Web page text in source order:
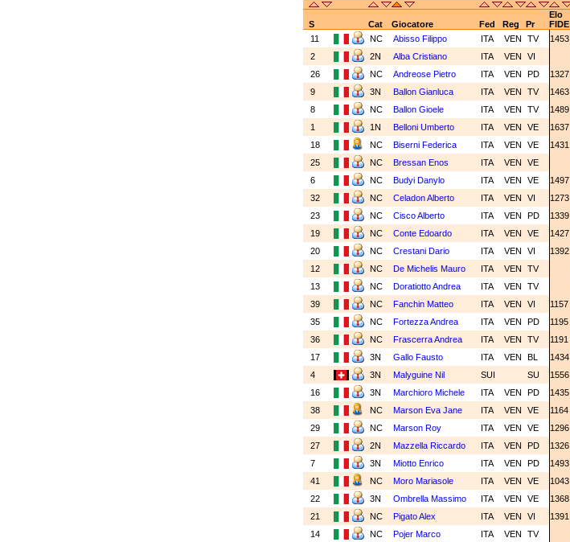
Elo
S
Cat Giocatore Fed Reg Pr FIDE
11
NC Abisso Filippo ITA VEN TV 1453
2
2N Alba Cristiano ITA VEN VI
26
NC Andreose Pietro ITA VEN PD 1327
9
3N Ballon Gianluca ITA VEN TV 1463
8
NC Ballon Gioele ITA VEN TV 1489
1
1N Belloni Umberto ITA VEN VE 1637
18
NC Biserni Federica ITA VEN VE 1431
25
NC Bressan Enos ITA VEN VE
6
NC Budyi Danylo ITA VEN VE 1497
32
NC Celadon Alberto ITA VEN VI 1273
23
NC Cisco Alberto ITA VEN PD 1339
19
NC Conte Edoardo ITA VEN VE 1427
20
NC Crestani Dario ITA VEN VI 1392
12
NC De Michelis Mauro ITA VEN TV
13
NC Doratiotto Andrea ITA VEN TV
39
NC Fanchin Matteo ITA VEN VI 1157
35
NC Fortezza Andrea ITA VEN PD 1195
36
NC Frascerra Andrea ITA VEN TV 1191
17
3N Gallo Fausto ITA VEN BL 1434
4
3N Malyguine Nil SUI SU 1556
16
3N Marchioro Michele ITA VEN PD 1435
38
NC Marson Eva Jane ITA VEN VE 1164
29
NC Marson Roy ITA VEN VE 1296
27
2N Mazzella Riccardo ITA VEN PD 1326
7
3N Miotto Enrico ITA VEN PD 1493
41
NC Moro Mariasole ITA VEN VE 1043
22
3N Ombrella Massimo ITA VEN VE 1368
21
NC Pigato Alex ITA VEN VI 1391
14
NC Pojer Marco ITA VEN TV